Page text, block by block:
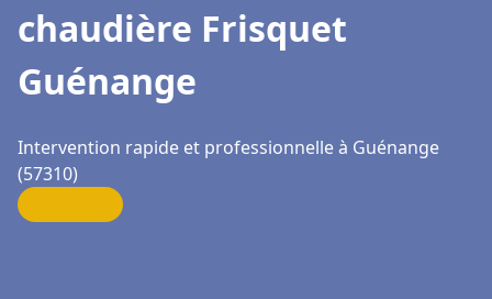
chaudière Frisquet
Guénange
Intervention rapide et professionnelle à Guénange
(57310)